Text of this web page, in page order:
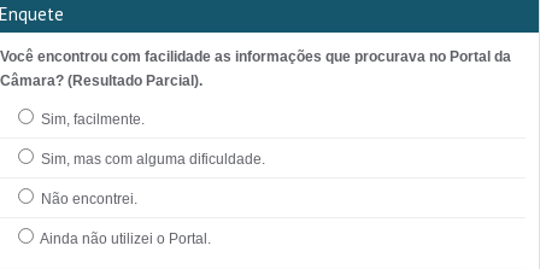
Enquete
Você encontrou com facilidade as informações que procurava no Portal da
Câmara? (Resultado Parcial).
Sim, facilmente.
Sim, mas com alguma dificuldade.
Não encontrei.
Ainda não utilizei o Portal.